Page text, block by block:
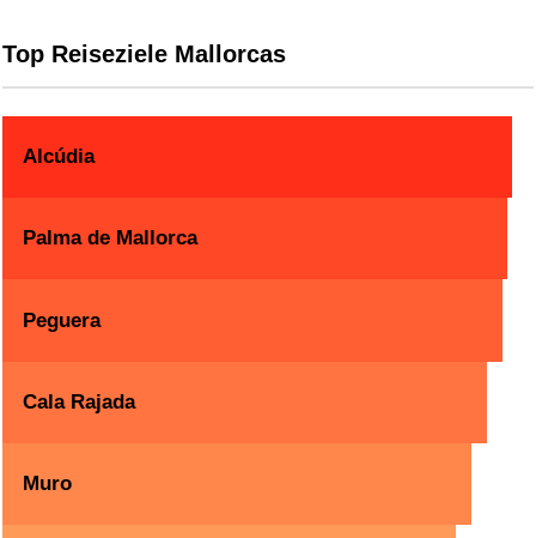
Top Reiseziele Mallorcas
Alcúdia
Palma de Mallorca
Peguera
Cala Rajada
Muro